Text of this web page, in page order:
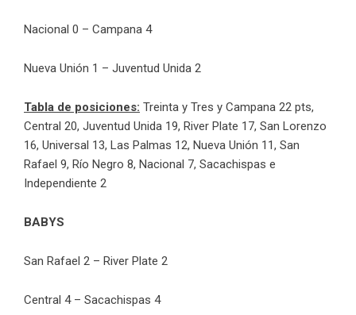
Nacional 0 – Campana 4
Nueva Unión 1 – Juventud Unida 2
Tabla de posiciones: Treinta y Tres y Campana 22 pts,
Central 20, Juventud Unida 19, River Plate 17, San Lorenzo
16, Universal 13, Las Palmas 12, Nueva Unión 11, San
Rafael 9, Río Negro 8, Nacional 7, Sacachispas e
Independiente 2
BABYS
San Rafael 2 – River Plate 2
Central 4 – Sacachispas 4